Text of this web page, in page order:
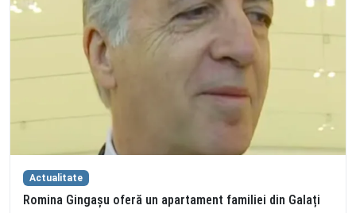
Actualitate
Romina Gingașu oferă un apartament familiei din Galați